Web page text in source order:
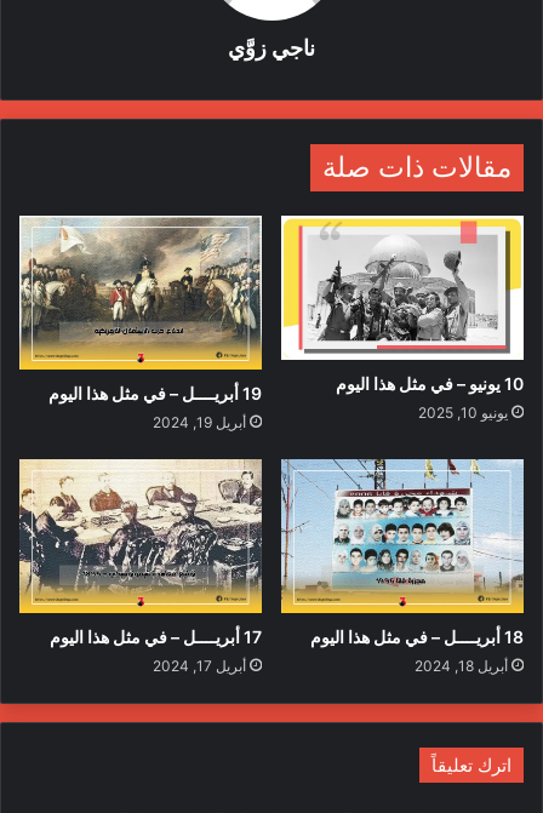
ناجي زوَّي
مقالات ذات صلة
10 يونيو – في مثل هذا اليوم
يونيو 10, 2025
19 أبريــــل – في مثل هذا اليوم
أبريل 19, 2024
18 أبريــــل – في مثل هذا اليوم
أبريل 18, 2024
17 أبريــــل – في مثل هذا اليوم
أبريل 17, 2024
اترك تعليقاً